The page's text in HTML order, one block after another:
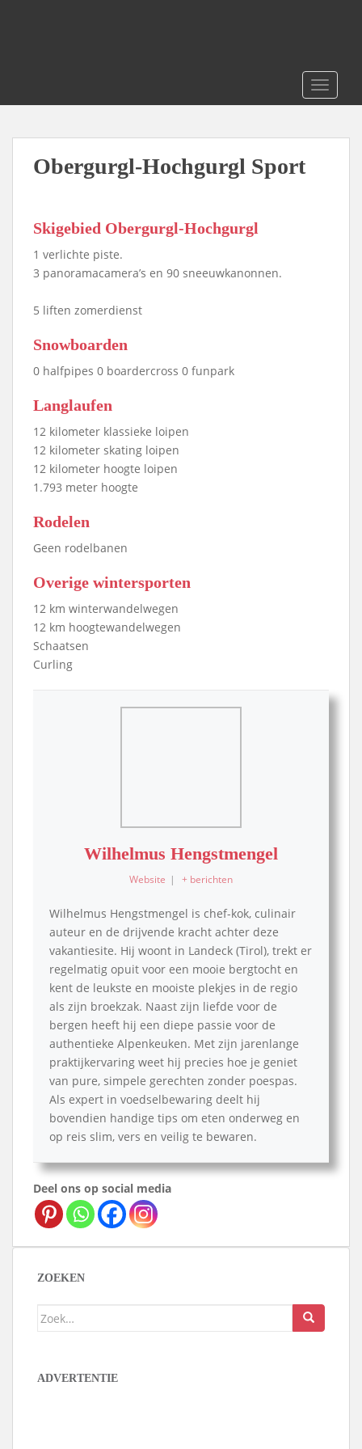
o
Obergurgl-Hochgurgl Sport
Skigebied Obergurgl-Hochgurgl
1 verlichte piste.
3 panoramacamera’s en 90 sneeuwkanonnen.
5 liften zomerdienst
Snowboarden
0 halfpipes 0 boardercross 0 funpark
Langlaufen
12 kilometer klassieke loipen
12 kilometer skating loipen
12 kilometer hoogte loipen
1.793 meter hoogte
Rodelen
Geen rodelbanen
Overige wintersporten
12 km winterwandelwegen
12 km hoogtewandelwegen
Schaatsen
Curling
Wilhelmus Hengstmengel
Website | + berichten
Wilhelmus Hengstmengel is chef-kok, culinair
auteur en de drijvende kracht achter deze
vakantiesite. Hij woont in Landeck (Tirol), trekt er
regelmatig opuit voor een mooie bergtocht en
kent de leukste en mooiste plekjes in de regio
als zijn broekzak. Naast zijn liefde voor de
bergen heeft hij een diepe passie voor de
authentieke Alpenkeuken. Met zijn jarenlange
praktijkervaring weet hij precies hoe je geniet
van pure, simpele gerechten zonder poespas.
Als expert in voedselbewaring deelt hij
bovendien handige tips om eten onderweg en
op reis slim, vers en veilig te bewaren.
Deel ons op social media
ZOEKEN
Zoek
ADVERTENTIE